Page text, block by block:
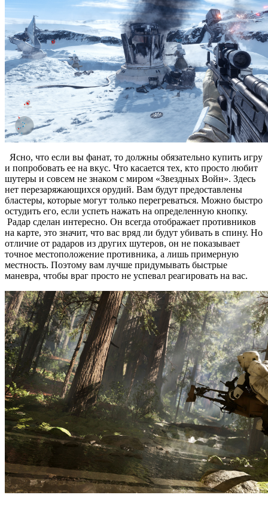
Ясно, что если вы фанат, то должны обязательно купить игру
и попробовать ее на вкус. Что касается тех, кто просто любит
шутеры и совсем не знаком с миром «Звездных Войн». Здесь
нет перезаряжающихся орудий. Вам будут предоставлены
бластеры, которые могут только перегреваться. Можно быстро
остудить его, если успеть нажать на определенную кнопку.
Радар сделан интересно. Он всегда отображает противников
на карте, это значит, что вас вряд ли будут убивать в спину. Но
отличие от радаров из других шутеров, он не показывает
точное местоположение противника, а лишь примерную
местность. Поэтому вам лучше придумывать быстрые
маневра, чтобы враг просто не успевал реагировать на вас.